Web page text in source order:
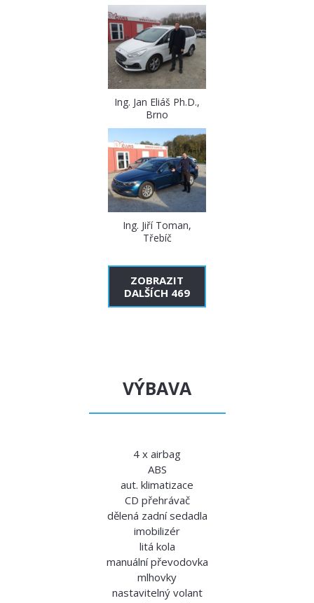
Ing. Jan Eliáš Ph.D.,
Brno
Ing. Jiří Toman,
Třebíč
ZOBRAZIT
DALŠÍCH 469
VÝBAVA
4 x airbag
ABS
aut. klimatizace
CD přehrávač
dělená zadní sedadla
imobilizér
litá kola
manuální převodovka
mlhovky
nastavitelný volant